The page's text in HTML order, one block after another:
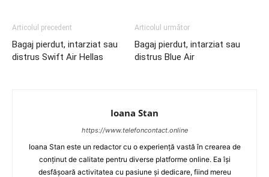
Articolul precedent
Bagaj pierdut, intarziat sau
distrus Swift Air Hellas
Articolul următor
Bagaj pierdut, intarziat sau
distrus Blue Air
Ioana Stan
https://www.telefoncontact.online
Ioana Stan este un redactor cu o experiență vastă în crearea de
conținut de calitate pentru diverse platforme online. Ea își
desfășoară activitatea cu pasiune și dedicare, fiind mereu